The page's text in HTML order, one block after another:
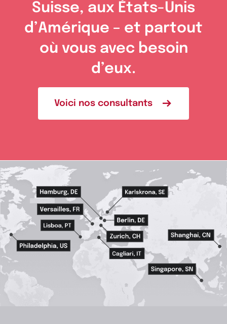
Suisse, aux États-Unis
d’Amérique – et partout
où vous avec besoin
d’eux.
Voici nos consultants